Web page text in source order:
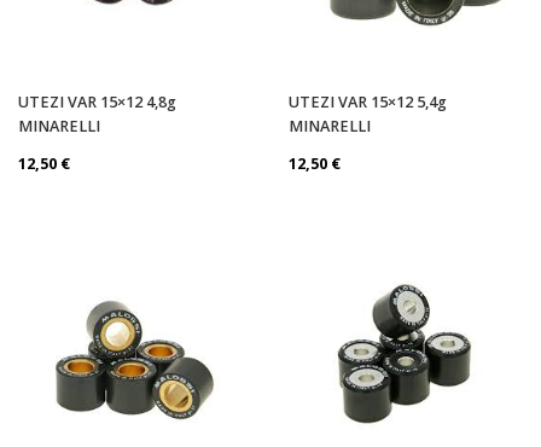
UTEZI VAR 15×12 4,8g
MINARELLI
12,50 €
UTEZI VAR 15×12 5,4g
MINARELLI
12,50 €